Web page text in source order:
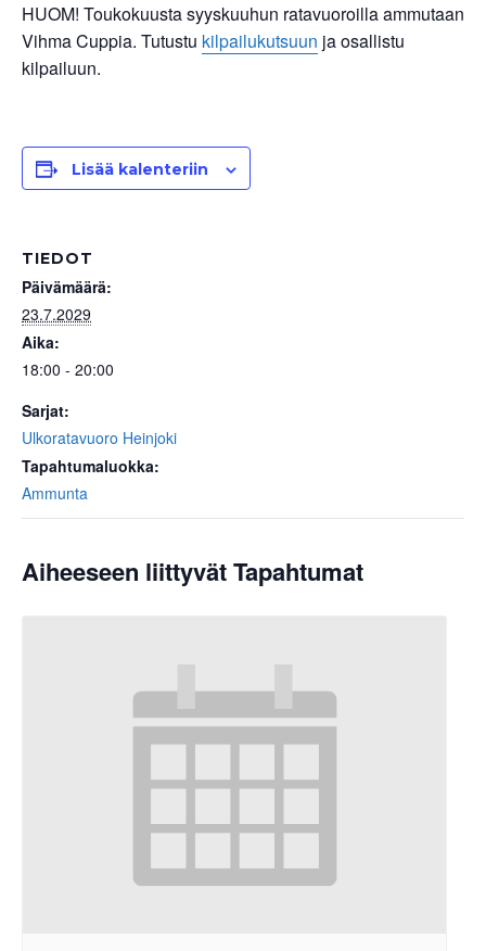
HUOM! Toukokuusta syyskuuhun ratavuoroilla ammutaan
Vihma Cuppia. Tutustu kilpailukutsuun ja osallistu
kilpailuun.
Lisää kalenteriin
TIEDOT
Päivämäärä:
23.7.2029
Aika:
18:00 - 20:00
Sarjat:
Ulkoratavuoro Heinjoki
Tapahtumaluokka:
Ammunta
Aiheeseen liittyvät Tapahtumat